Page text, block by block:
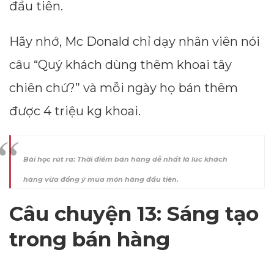
đầu tiên.
Hãy nhớ, Mc Donald chỉ dạy nhân viên nói
câu “Quý khách dùng thêm khoai tây
chiên chứ?” và mỗi ngày họ bán thêm
được 4 triệu kg khoai.
Bài học rút ra: Thời điểm bán hàng dễ nhất là lúc khách
hàng vừa đồng ý mua món hàng đầu tiên.
Câu chuyện 13: Sáng tạo
trong bán hàng